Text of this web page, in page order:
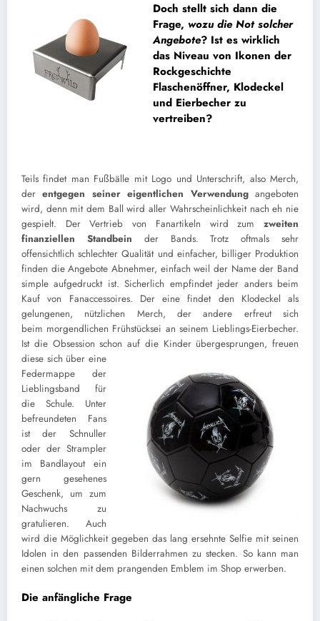
Doch stellt sich dann die
Frage, wozu die Not solcher
Angebote? Ist es wirklich
das Niveau von Ikonen der
Rockgeschichte
Flaschenöffner, Klodeckel
und Eierbecher zu
vertreiben?
Teils findet man Fußbälle mit Logo und Unterschrift, also Merch,
derentgegen seiner eigentlichen Verwendungangeboten
wird, denn mit dem Ball wird aller Wahrscheinlichkeit nach eh nie
gespielt. Der Vertrieb von Fanartikeln wird zum zweiten
finanziellen Standbein der Bands. Trotz oftmals sehr
offensichtlich schlechter Qualität und einfacher, billiger Produktion
finden die Angebote Abnehmer, einfach weil der Name der Band
simple aufgedruckt ist. Sicherlich empfindet jeder anders beim
Kauf von Fanaccessoires. Der eine findet den Klodeckel als
gelungenen, nützlichen Merch, der andere erfreut sich
beim morgendlichen Frühstücksei an seinem Lieblings-Eierbecher.
Ist die Obsession schon auf die Kinder übergesprungen, freuen
diese sich über eine
Federmappe der
Lieblingsband für
die Schule. Unter
befreundeten Fans
ist der Schnuller
oder der Strampler
im Bandlayout ein
gern gesehenes
Geschenk, um zum
Nachwuchs zu
gratulieren. Auch
wird die Möglichkeit gegeben das lang ersehnte Selfie mit seinen
Idolen in den passenden Bilderrahmen zu stecken. So kann man
einen solchen mit dem prangenden Emblem im Shop erwerben.
Die anfängliche Frage